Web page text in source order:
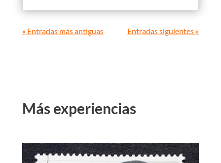
« Entradas más antiguas Entradas siguientes »
Más experiencias